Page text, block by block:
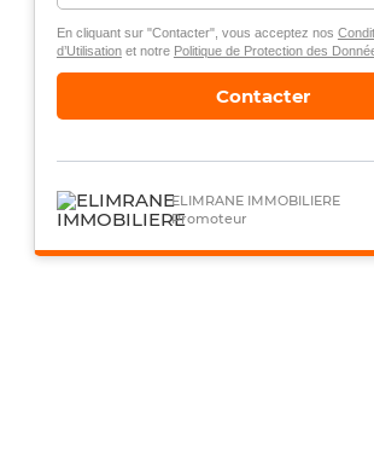
En cliquant sur "Contacter", vous acceptez nos
d’Utilisationet notre Politique de Protection des
Contacter
ELIMRANE IMMOBILIERE
Promoteur